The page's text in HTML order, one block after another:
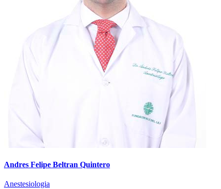
Andres Felipe Beltran Quintero
Anestesiologia